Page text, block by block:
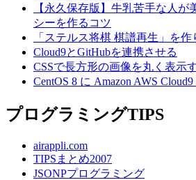
【永久保存版】牛乳苦手な人が
シーを作るコツ
「ステルス将棋 棋譜再生」を作
Cloud9とGitHubを連携させる
CSSで長方形の画像を丸く表示
CentOS 8 に Amazon AWS
プログラミングTIPS
airappli.com
TIPSまとめ2007
JSONPプログラミング